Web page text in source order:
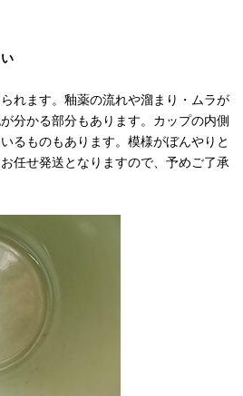
れます。釉薬の流れや溜まり・ムラが
分かる部分もあります。カップの内側
るものもあります。模様がぼんやりと
任せ発送となりますので、予めご了承